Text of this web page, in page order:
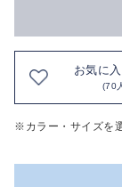
お気に
(70
※カラー・サイズを